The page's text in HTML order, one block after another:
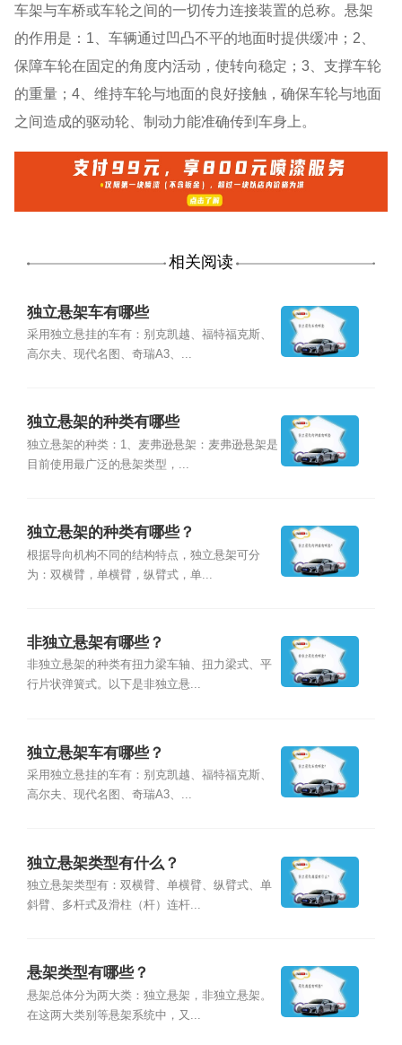
车架与车桥或车轮之间的一切传力连接装置的总称。悬架
的作用是：1、车辆通过凹凸不平的地面时提供缓冲；2、
保障车轮在固定的角度内活动，使转向稳定；3、支撑车轮
的重量；4、维持车轮与地面的良好接触，确保车轮与地面
之间造成的驱动轮、制动力能准确传到车身上。
相关阅读
独立悬架车有哪些
采用独立悬挂的车有：别克凯越、福特福克斯、
高尔夫、现代名图、奇瑞A3、...
独立悬架的种类有哪些
独立悬架的种类：1、麦弗逊悬架：麦弗逊悬架是
目前使用最广泛的悬架类型，...
独立悬架的种类有哪些？
根据导向机构不同的结构特点，独立悬架可分
为：双横臂，单横臂，纵臂式，单...
非独立悬架有哪些？
非独立悬架的种类有扭力梁车轴、扭力梁式、平
行片状弹簧式。以下是非独立悬...
独立悬架车有哪些？
采用独立悬挂的车有：别克凯越、福特福克斯、
高尔夫、现代名图、奇瑞A3、...
独立悬架类型有什么？
独立悬架类型有：双横臂、单横臂、纵臂式、单
斜臂、多杆式及滑柱（杆）连杆...
悬架类型有哪些？
悬架总体分为两大类：独立悬架，非独立悬架。
在这两大类别等悬架系统中，又...